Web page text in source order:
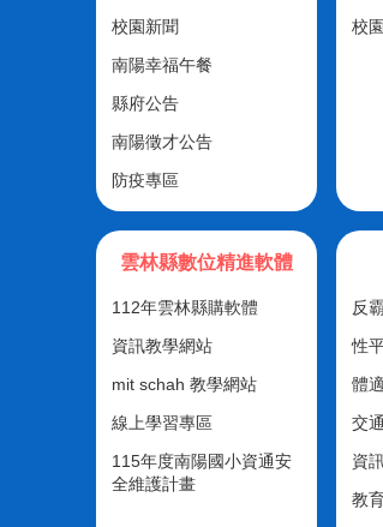
校園新聞
南陽幸福午餐
縣府公告
南陽徵才公告
防疫專區
校
雲林縣數位精進軟體
112年雲林縣購軟體
資訊教學網站
mit schah 教學網站
線上學習專區
115年度南陽國小資通安
全維護計畫
反
性
體
交
資
教